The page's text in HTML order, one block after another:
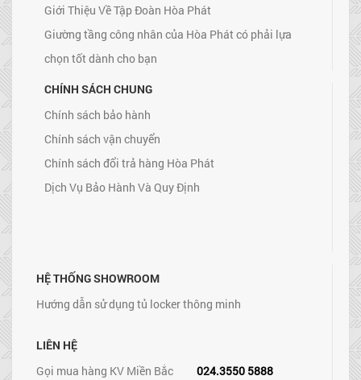
Giới Thiệu Về Tập Đoàn Hòa Phát
Giường tầng công nhân của Hòa Phát có phải lựa
chọn tốt dành cho bạn
CHÍNH SÁCH CHUNG
Chính sách bảo hành
Chính sách vận chuyển
Chính sách đổi trả hàng Hòa Phát
Dịch Vụ Bảo Hành Và Quy Định
HỆ THỐNG SHOWROOM
Hướng dẫn sử dụng tủ locker thông minh
LIÊN HỆ
Gọi mua hàng KV Miền Bắc
024.3550 5888